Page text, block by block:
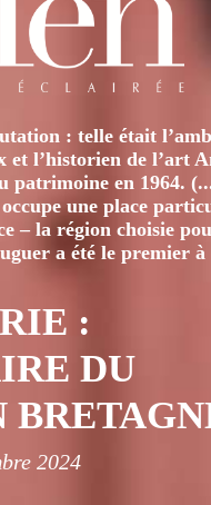
options
peuvent
être
sur
la
page
du
produit
: telle était
l’historien de l’art
patrimoine en 1964.
une place
– la région choisie
a été le premier à
:
DU
2024